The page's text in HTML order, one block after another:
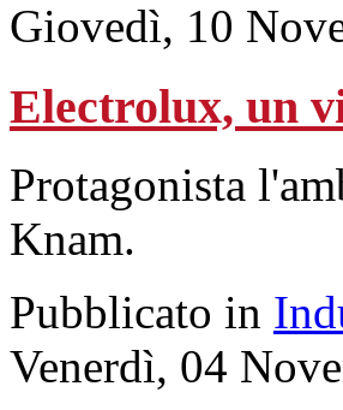
Giovedì, 10
Electrolux, un
Protagonista
Knam.
Pubblicato in
Venerdì, 04